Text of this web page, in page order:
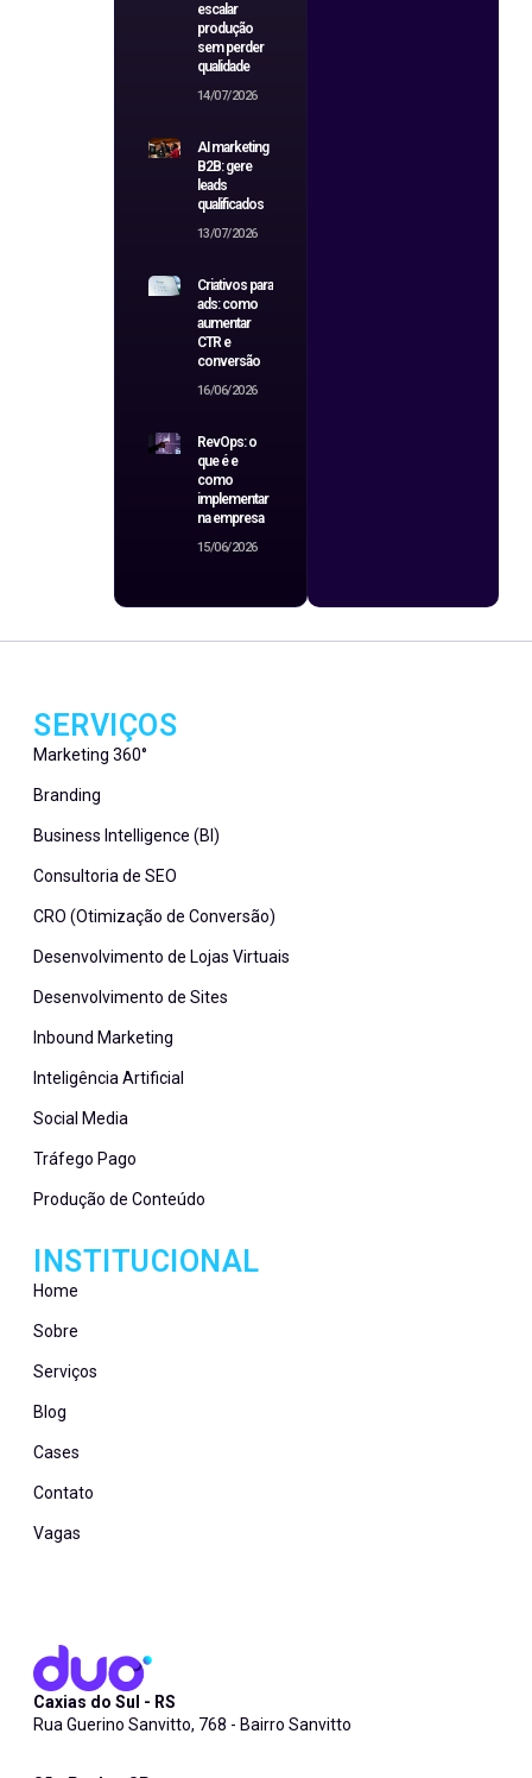
escalar
produção
sem perder
qualidade
14/07/2026
AI marketing
B2B: gere
leads
qualificados
13/07/2026
Criativos para
ads: como
aumentar
CTR e
conversão
16/06/2026
RevOps: o
que é e
como
implementar
na empresa
15/06/2026
Caxias do Sul - RS
Rua Guerino Sanvitto, 768 - Bairro Sanvitto
SERVIÇOS
Marketing 360°
Branding
Business Intelligence (BI)
Consultoria de SEO
CRO (Otimização de Conversão)
Desenvolvimento de Lojas Virtuais
Desenvolvimento de Sites
Inbound Marketing
Inteligência Artificial
Social Media
Tráfego Pago
Produção de Conteúdo
INSTITUCIONAL
Home
Sobre
Serviços
Blog
Cases
Contato
Vagas